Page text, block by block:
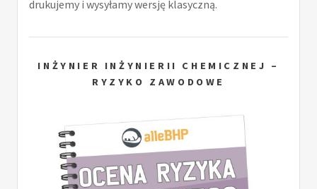
drukujemy i wysyłamy wersję klasyczną.
INŻYNIER INŻYNIERII CHEMICZNEJ –
RYZYKO ZAWODOWE